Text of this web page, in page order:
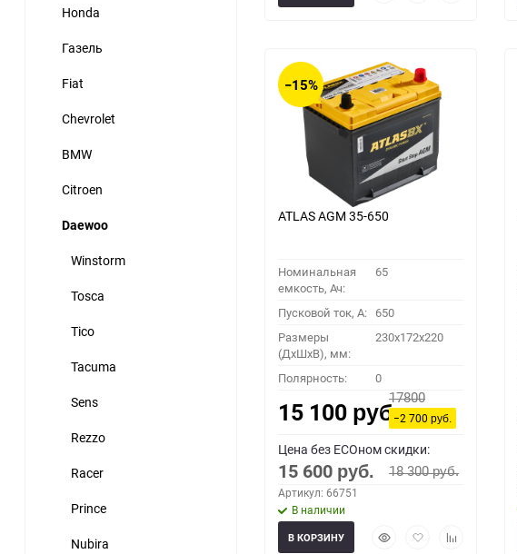
Honda
Газель
Fiat
Chevrolet
BMW
Citroen
Daewoo
Winstorm
Tosca
Tico
Tacuma
Sens
Rezzo
Racer
Prince
Nubira
−15%
ATLAS AGM 35-650
Номинальная
емкость, Ач:
65
Пусковой ток, A: 650
Размеры
(ДхШхВ), мм:
230x172x220
Полярность: 0
15 100 руб.
17800
−2 700руб.
Цена без ECOном скидки:
15 600 руб. 18 300руб.
Артикул: 66751
В наличии
БыстрыйДобавитьДобавить
В КОРЗИНУ